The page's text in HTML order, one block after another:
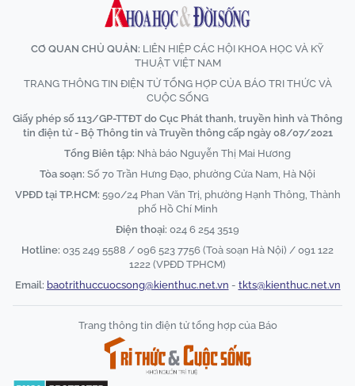
CƠ QUAN CHỦ QUẢN: LIÊN HIỆP CÁC HỘI KHOA HỌC VÀ KỸ
THUẬT VIỆT NAM
TRANG THÔNG TIN ĐIỆN TỬ TỔNG HỢP CỦA BÁO TRI THỨC VÀ
CUỘC SỐNG
Giấy phép số 113/GP-TTĐT do Cục Phát thanh, truyền hình và Thông
tin điện tử - Bộ Thông tin và Truyền thông cấp ngày 08/07/2021
Tổng Biên tập: Nhà báo Nguyễn Thị Mai Hương
Tòa soạn: Số 70 Trần Hưng Đạo, phường Cửa Nam, Hà Nội
VPĐD tại TP.HCM: 590/24 Phan Văn Trị, phường Hạnh Thông, Thành
phố Hồ Chí Minh
Điện thoại: 024 6 254 3519
Hotline: 035 249 5588 / 096 523 7756 (Toà soạn Hà Nội) / 091 122
1222 (VPĐD TPHCM)
Email: baotrithuccuocsong@kienthuc.net.vn - tkts@kienthuc.net.vn
Trang thông tin điện tử tổng hợp của Báo